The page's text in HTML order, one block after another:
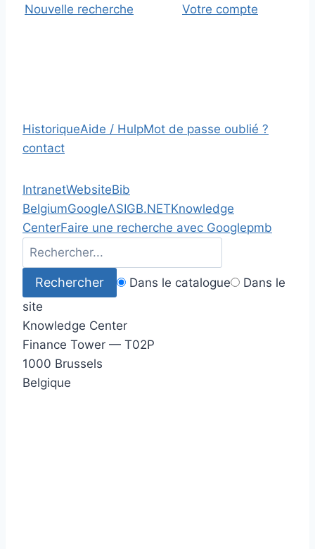
Nouvelle recherche Votre compte
HistoriqueAide / HulpMot de passe oublié ?
contact
IntranetWebsiteBib
BelgiumGoogleΛSIGB.NETKnowledge
CenterFaire une recherche avec Googlepmb
Dans le catalogue
Dans le
site
Knowledge Center
Finance Tower — T02P
1000 Brussels
Belgique